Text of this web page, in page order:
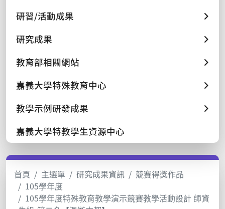
研習/活動成果
研究成果
教育部相關網站
嘉義大學特殊教育中心
教學示例研發成果
嘉義大學特教學生資源中心
首頁 主選單 研究成果資訊
競賽得獎作品
105學年度
105學年度特殊教育教學演示競賽教學活動設計 師資